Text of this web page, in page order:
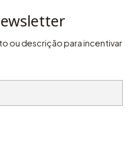
ou descrição para incentivar